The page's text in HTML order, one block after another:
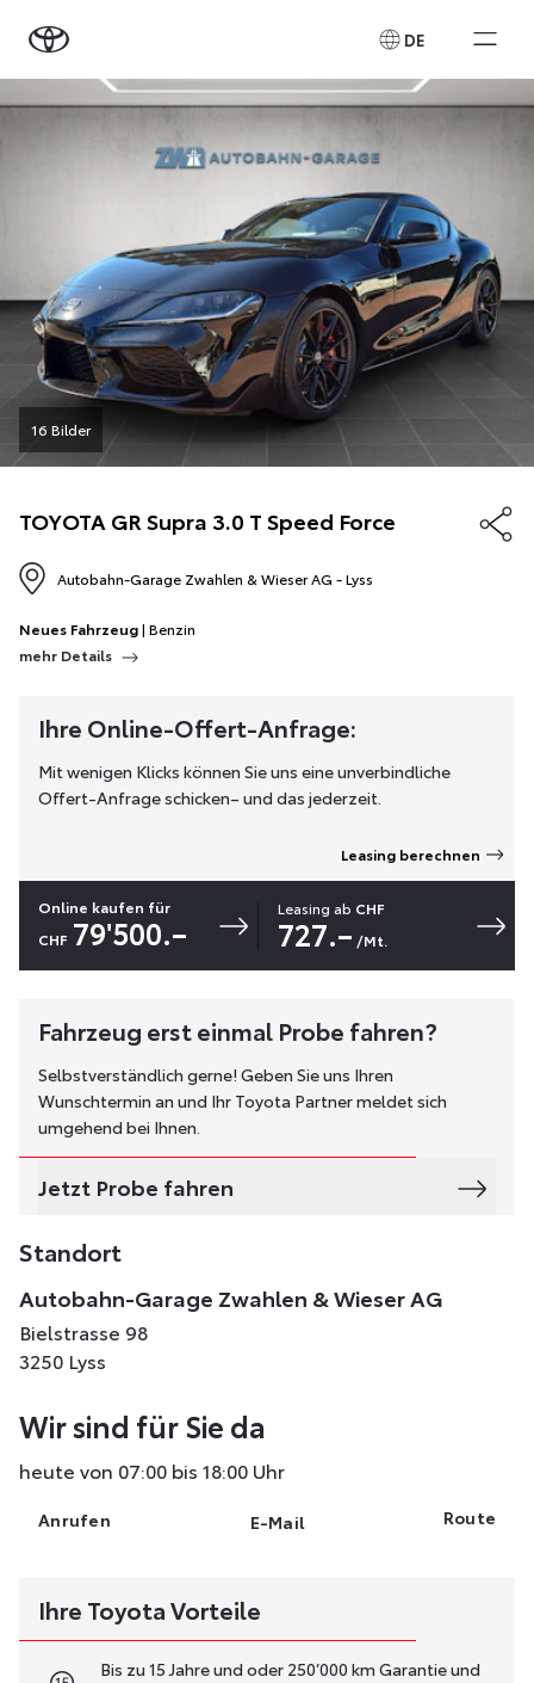
DE
16 Bilder
TOYOTA GR Supra 3.0 T Speed Force
Autobahn-Garage Zwahlen & Wieser AG - Lyss
Neues Fahrzeug| Benzin
mehr Details
Ihre Online-Offert-Anfrage:
Mit wenigen Klicks können Sie uns eine unverbindliche
Offert-Anfrage schicken– und das jederzeit.
Leasing berechnen
Online kaufen für
CHF 79'500.–
Leasing ab CHF
727.– /Mt.
Fahrzeug erst einmal Probe fahren?
Selbstverständlich gerne! Geben Sie uns Ihren
Wunschtermin an und Ihr Toyota Partner meldet sich
umgehend bei Ihnen.
Jetzt Probe fahren
Standort
Autobahn-Garage Zwahlen & Wieser AG
Bielstrasse 98
3250 Lyss
Wir sind für Sie da
heute von 07:00 bis 18:00 Uhr
Anrufen E-Mail Route
Ihre Toyota Vorteile
Bis zu 15 Jahre und oder 250’000 km Garantie und